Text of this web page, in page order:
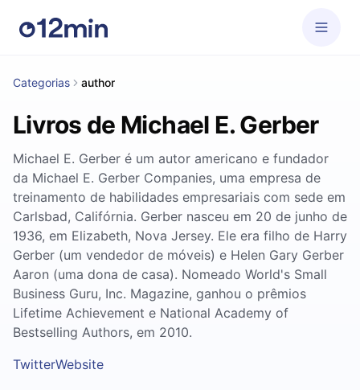
Categorias author
Livros de Michael E. Gerber
Michael E. Gerber é um autor americano e fundador
da Michael E. Gerber Companies, uma empresa de
treinamento de habilidades empresariais com sede em
Carlsbad, Califórnia. Gerber nasceu em 20 de junho de
1936, em Elizabeth, Nova Jersey. Ele era filho de Harry
Gerber (um vendedor de móveis) e Helen Gary Gerber
Aaron (uma dona de casa). Nomeado World's Small
Business Guru, Inc. Magazine, ganhou o prêmios
Lifetime Achievement e National Academy of
Bestselling Authors, em 2010.
TwitterWebsite